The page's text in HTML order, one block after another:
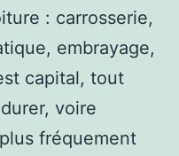
: carrosserie,
embrayage,
capital, tout
voire
fréquement